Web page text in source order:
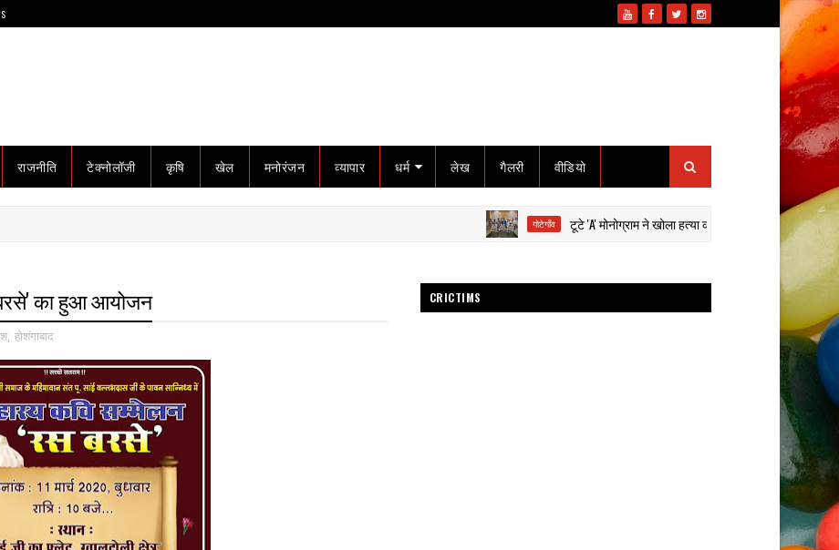
राजनीति टेक्नोलॉजी कृषि खेल मनोरंजन व्यापार धर्म लेख गैलरी वीडियो
गोटेगाँव टूटे 'A' मोनोग्राम ने खोला हत्या का राज: हाईवा से कुचलकर सड़क हादसा
बरसे' का हुआ आयोजन
, होशंगाबाद
CRICTIMS